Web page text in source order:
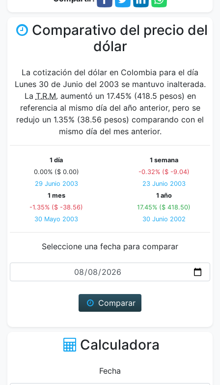
Comparativo del precio del
dólar
La cotización del dólar en Colombia para el día
Lunes 30 de Junio del 2003 se mantuvo inalterada.
La T.R.M. aumentó un 17.45% (418.5 pesos) en
referencia al mismo día del año anterior, pero se
redujo un 1.35% (38.56 pesos) comparando con el
mismo día del mes anterior.
1 día
0.00% ($ 0.00)
29 Junio 2003
1 semana
-0.32% ($ -9.04)
23 Junio 2003
1 mes
-1.35% ($ -38.56)
30 Mayo 2003
1 año
17.45% ($ 418.50)
30 Junio 2002
Seleccione una fecha para comparar
Fecha
Comparar
Calculadora
Fecha